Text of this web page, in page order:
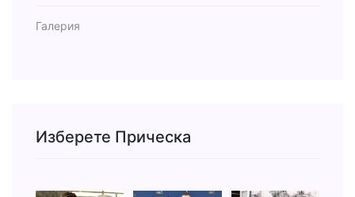
Галерия
Изберете Прическа